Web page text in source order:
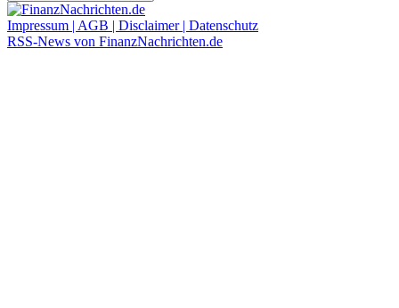
Impressum | AGB | Disclaimer | Datenschutz
RSS-News von FinanzNachrichten.de